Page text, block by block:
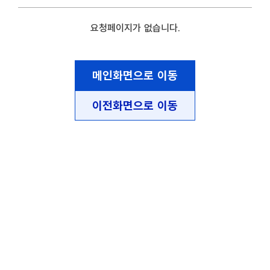
요청페이지가 없습니다.
메인화면으로 이동
이전화면으로 이동